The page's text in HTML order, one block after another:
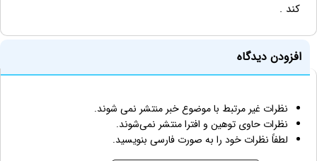
کند .
افزودن دیدگاه
نظرات غیر مرتبط با موضوع خبر منتشر نمی شوند.
نظرات حاوی توهین و افترا منتشر نمی‌شوند.
لطفاً نظرات خود را به صورت فارسی بنویسید.